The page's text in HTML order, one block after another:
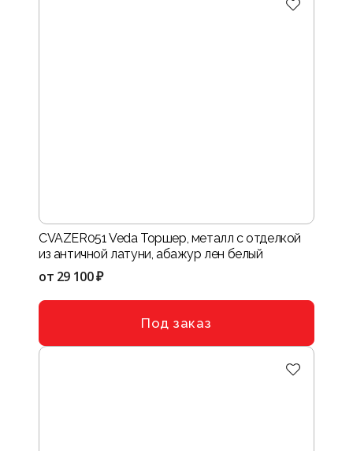
CVAZER051 Veda Торшер, металл с отделкой
из античной латуни, абажур лен белый
от 29 100 ₽
Под заказ